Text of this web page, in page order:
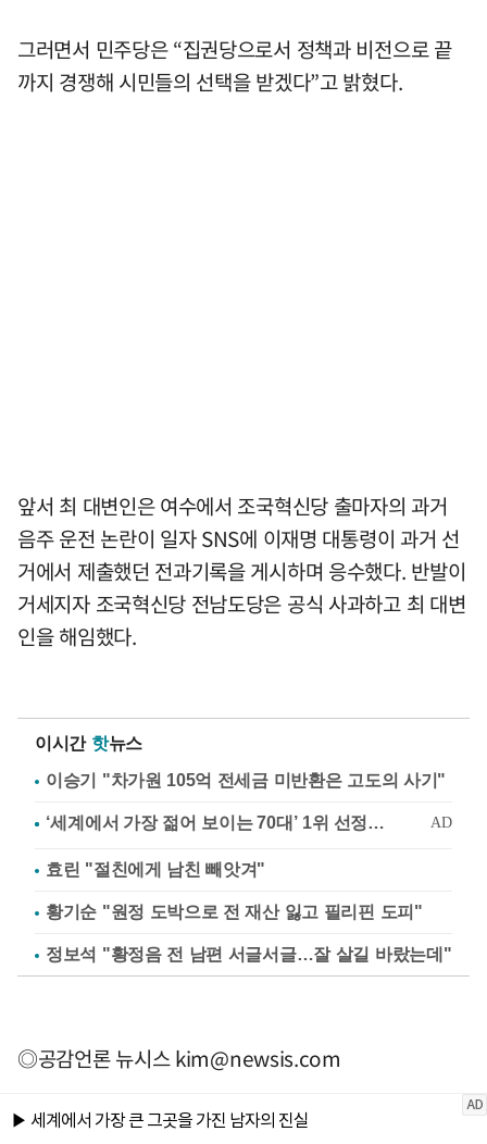
그러면서 민주당은 “집권당으로서 정책과 비전으로 끝
까지 경쟁해 시민들의 선택을 받겠다”고 밝혔다.
앞서 최 대변인은 여수에서 조국혁신당 출마자의 과거
음주 운전 논란이 일자 SNS에 이재명 대통령이 과거 선
거에서 제출했던 전과기록을 게시하며 응수했다. 반발이
거세지자 조국혁신당 전남도당은 공식 사과하고 최 대변
인을 해임했다.
이시간 핫뉴스
이승기 "차가원 105억 전세금 미반환은 고도의 사기"
효린 "절친에게 남친 빼앗겨"
황기순 "원정 도박으로 전 재산 잃고 필리핀 도피"
정보석 "황정음 전 남편 서글서글…잘 살길 바랐는데"
◎공감언론 뉴시스kim@newsis.com